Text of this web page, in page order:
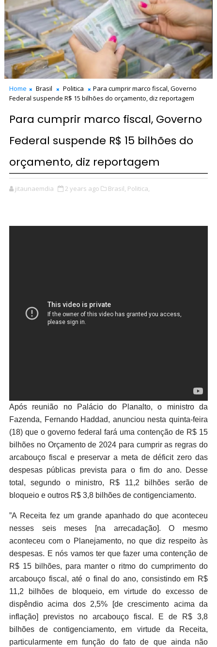
Home Brasil Politica
Para cumprir marco fiscal, Governo
Federal suspende R$ 15 bilhões do orçamento, diz reportagem
Para cumprir marco fiscal, Governo
Federal suspende R$ 15 bilhões do
orçamento, diz reportagem
jitaunaemdia 2 years ago Brasil, Politica,
Após reunião no Palácio do Planalto, o ministro da
Fazenda, Fernando Haddad, anunciou nesta quinta-feira
(18) que o governo federal fará uma contenção de R$ 15
bilhões no Orçamento de 2024 para cumprir as regras do
arcabouço fiscal e preservar a meta de déficit zero das
despesas públicas prevista para o fim do ano. Desse
total, segundo o ministro, R$ 11,2 bilhões serão de
bloqueio e outros R$ 3,8 bilhões de contigenciamento.
”A Receita fez um grande apanhado do que aconteceu
nesses seis meses [na arrecadação]. O mesmo
aconteceu com o Planejamento, no que diz respeito às
despesas. E nós vamos ter que fazer uma contenção de
R$ 15 bilhões, para manter o ritmo do cumprimento do
arcabouço fiscal, até o final do ano, consistindo em R$
11,2 bilhões de bloqueio, em virtude do excesso de
dispêndio acima dos 2,5% [de crescimento acima da
inflação] previstos no arcabouço fiscal. E de R$ 3,8
bilhões de contigenciamento, em virtude da Receita,
particularmente em função do fato de que ainda não